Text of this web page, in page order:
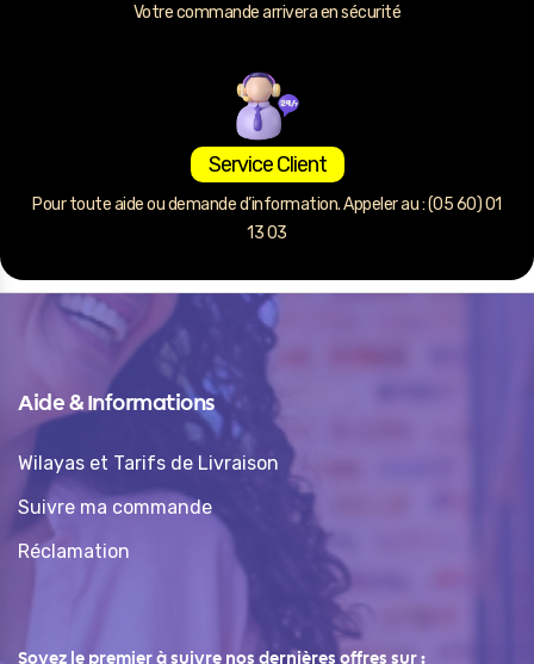
Votre commande arrivera en sécurité
Service Client
Pour toute aide ou demande d’information. Appeler au : (05 60) 01
13 03
Aide & Informations
Wilayas et Tarifs de Livraison
Suivre ma commande
Réclamation
Soyez le premier à suivre nos dernières offres sur :